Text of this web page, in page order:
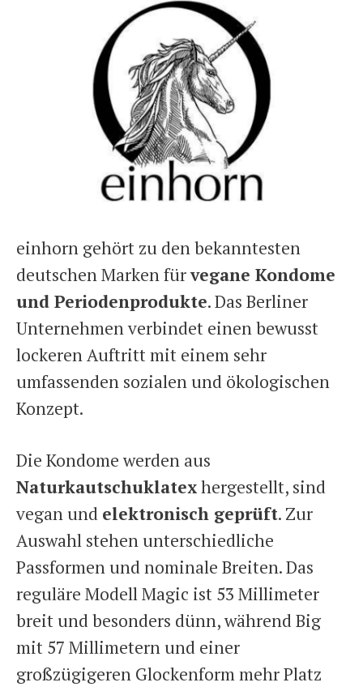
einhorn gehört zu den bekanntesten
deutschen Marken fürvegane Kondome
und Periodenprodukte. Das Berliner
Unternehmen verbindet einen bewusst
lockeren Auftritt mit einem sehr
umfassenden sozialen und ökologischen
Konzept.
Die Kondome werden aus
Naturkautschuklatexhergestellt, sind
vegan und elektronisch geprüft. Zur
Auswahl stehen unterschiedliche
Passformen und nominale Breiten. Das
reguläre Modell Magic ist 53 Millimeter
breit und besonders dünn, während Big
mit 57 Millimetern und einer
großzügigeren Glockenform mehr Platz